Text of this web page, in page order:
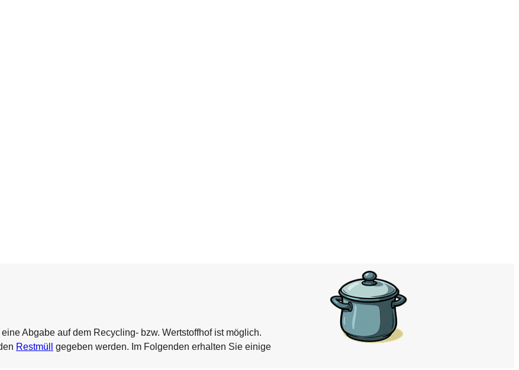
Abgabe auf dem Recycling- bzw. Wertstoffhof ist möglich.
Restmüll
gegeben werden. Im Folgenden erhalten Sie einige